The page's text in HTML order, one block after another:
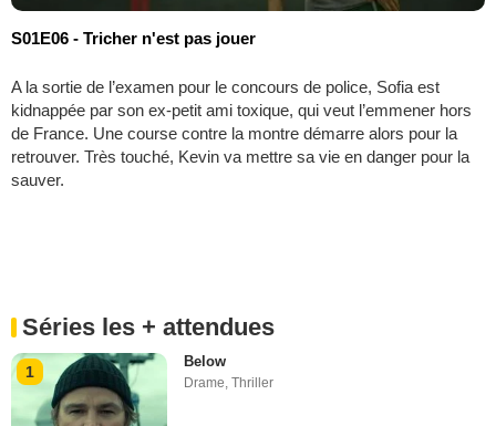
S01E06 - Tricher n'est pas jouer
A la sortie de l’examen pour le concours de police, Sofia est
kidnappée par son ex-petit ami toxique, qui veut l’emmener hors
de France. Une course contre la montre démarre alors pour la
retrouver. Très touché, Kevin va mettre sa vie en danger pour la
sauver.
Séries les + attendues
1
Below
Drame,Thriller